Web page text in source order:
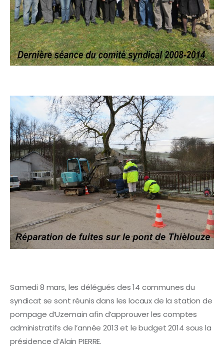
Samedi 8 mars, les délégués des 14 communes du
syndicat se sont réunis dans les locaux de la station de
pompage d’Uzemain afin d’approuver les comptes
administratifs de l’année 2013 et le budget 2014 sous la
présidence d’Alain PIERRE.